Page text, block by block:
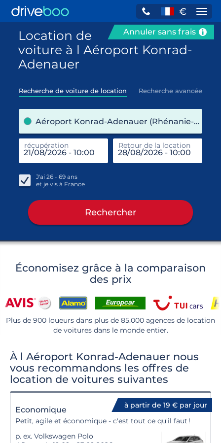
€
Annuler sans frais
Location de
voiture à l Aéroport Konrad-
Adenauer
Recherche de voiture de location Recherche avancée
Aéroport Konrad-Adenauer (Rhénanie-du-Nord-Westphalie / Allemagne)
récupération Retour de la location
J'ai 26 - 69 ans
et je vis à France
Rechercher
Économisez grâce à la comparaison
des prix
Plus de 900 loueurs dans plus de 85.000 agences de location
de voitures dans le monde entier.
À l Aéroport Konrad-Adenauer nous
vous recommandons les offres de
location de voitures suivantes
à partir de 19 € par jour
Economique
Petit, agile et économique - c'est tout ce qu'il faut !
p. ex. Volkswagen Polo